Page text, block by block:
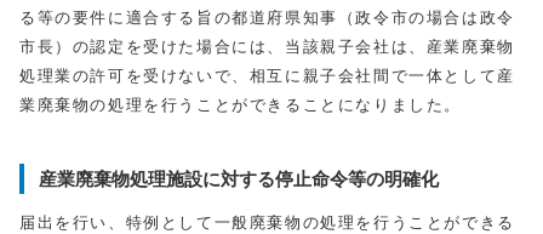
る等の要件に適合する旨の都道府県知事（政令市の場合は政令
市長）の認定を受けた場合には、当該親子会社は、産業廃棄物
処理業の許可を受けないで、相互に親子会社間で一体として産
業廃棄物の処理を行うことができることになりました。
産業廃棄物処理施設に対する停止命令等の明確化
届出を行い、特例として一般廃棄物の処理を行うことができる